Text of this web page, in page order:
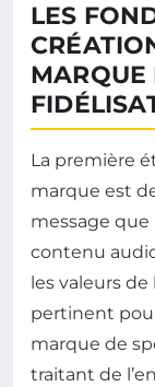
LES
MARQUE
La première
marque est
message que
contenu
les valeurs
pertinent
marque de
traitant de